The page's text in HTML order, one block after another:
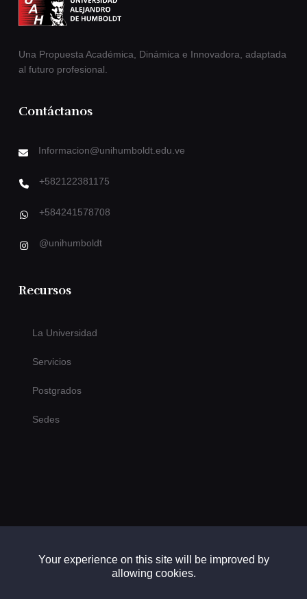
Una Propuesta Académica, Dinámica e Innovadora, adaptada
al futuro profesional.
Contáctanos
Informacion@unihumboldt.edu.ve
+582122381175
+584241578708
@unihumboldt
Recursos
La Universidad
Servicios
Postgrados
Sedes
Your experience on this site will be improved by
allowing cookies.